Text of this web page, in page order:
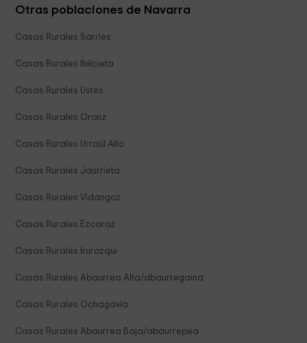
Otras poblaciones de Navarra
Casas Rurales Sarries
Casas Rurales Ibilcieta
Casas Rurales Ustes
Casas Rurales Oronz
Casas Rurales Urraúl Alto
Casas Rurales Jaurrieta
Casas Rurales Vidangoz
Casas Rurales Ezcaroz
Casas Rurales Irurozqui
Casas Rurales Abaurrea Alta/abaurregaina
Casas Rurales Ochagavia
Casas Rurales Abaurrea Baja/abaurrepea